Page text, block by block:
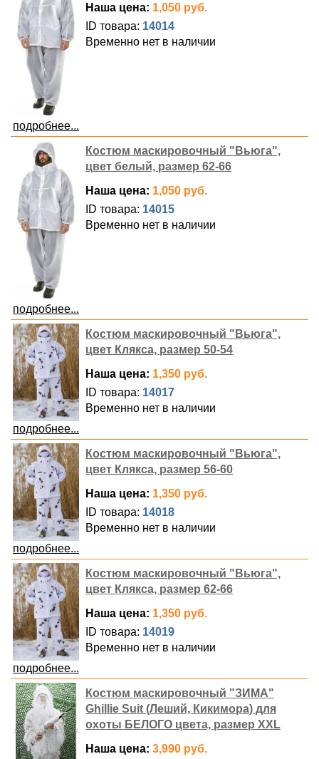
подробнее...
Наша цена: 1,050 руб.
ID товара: 14014
Временно нет в наличии
подробнее...
Костюм маскировочный "Вьюга",
цвет белый, размер 62-66
Наша цена: 1,050 руб.
ID товара: 14015
Временно нет в наличии
подробнее...
Костюм маскировочный "Вьюга",
цвет Клякса, размер 50-54
Наша цена: 1,350 руб.
ID товара: 14017
Временно нет в наличии
подробнее...
Костюм маскировочный "Вьюга",
цвет Клякса, размер 56-60
Наша цена: 1,350 руб.
ID товара: 14018
Временно нет в наличии
подробнее...
Костюм маскировочный "Вьюга",
цвет Клякса, размер 62-66
Наша цена: 1,350 руб.
ID товара: 14019
Временно нет в наличии
Костюм маскировочный "ЗИМА"
Ghillie Suit (Леший, Кикимора) для
охоты БЕЛОГО цвета, размер XXL
Наша цена: 3,990 руб.